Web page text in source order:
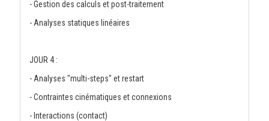
- Gestion des calculs et post-traitement
- Analyses statiques linéaires
JOUR 4 :
- Analyses "multi-steps" et restart
- Contraintes cinématiques et connexions
- Interactions (contact)